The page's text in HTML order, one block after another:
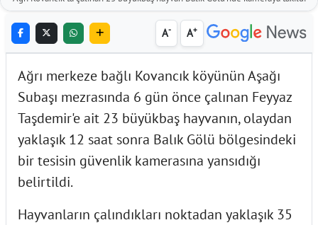
A- A+
Ağrı merkeze bağlı Kovancık köyünün Aşağı
Subaşı mezrasında 6 gün önce çalınan Feyyaz
Taşdemir'e ait 23 büyükbaş hayvanın, olaydan
yaklaşık 12 saat sonra Balık Gölü bölgesindeki
bir tesisin güvenlik kamerasına yansıdığı
belirtildi.
Hayvanların çalındıkları noktadan yaklaşık 35